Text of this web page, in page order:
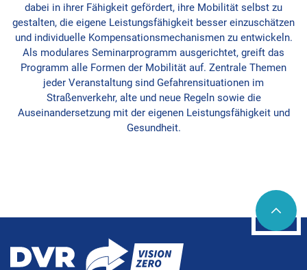
dabei in ihrer Fähigkeit gefördert, ihre Mobilität selbst zu
gestalten, die eigene Leistungsfähigkeit besser einzuschätzen
und individuelle Kompensationsmechanismen zu entwickeln.
Als modulares Seminarprogramm ausgerichtet, greift das
Programm alle Formen der Mobilität auf. Zentrale Themen
jeder Veranstaltung sind Gefahrensituationen im
Straßenverkehr, alte und neue Regeln sowie die
Auseinandersetzung mit der eigenen Leistungsfähigkeit und
Gesundheit.